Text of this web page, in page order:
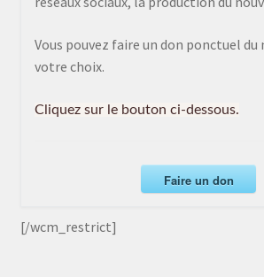
Vous pouvez faire un don ponctuel
votre choix.
Cliquez sur le bouton ci-dessous.
Faire un don
[/wcm_restrict]